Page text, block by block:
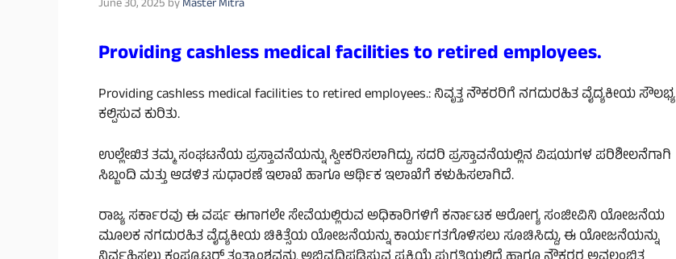
June 30, 2025 byMaster Mitra
Providing cashless medical facilities to retired employees.
Providing cashless medical facilities to retired employees.: ನಿವೃತ್ತ ನೌಕರರಿಗೆ ನಗದುರಹಿತ ವೈದ್ಯಕೀಯ ಸೌಲಭ್ಯ
ಕಲ್ಪಿಸುವ ಕುರಿತು.
ಉಲ್ಲೇಖಿತ ತಮ್ಮ ಸಂಘಟನೆಯ ಪ್ರಸ್ತಾವನೆಯನ್ನು ಸ್ವೀಕರಿಸಲಾಗಿದ್ದು, ಸದರಿ ಪ್ರಸ್ತಾವನೆಯಲ್ಲಿನ ವಿಷಯಗಳ ಪರಿಶೀಲನೆಗಾಗಿ
ಸಿಬ್ಬಂದಿ ಮತ್ತು ಆಡಳಿತ ಸುಧಾರಣೆ ಇಲಾಖೆ ಹಾಗೂ ಆರ್ಥಿಕ ಇಲಾಖೆಗೆ ಕಳುಹಿಸಲಾಗಿದೆ.
ರಾಜ್ಯ ಸರ್ಕಾರವು ಈ ವರ್ಷ ಈಗಾಗಲೇ ಸೇವೆಯಲ್ಲಿರುವ ಅಧಿಕಾರಿಗಳಿಗೆ ಕರ್ನಾಟಕ ಆರೋಗ್ಯ ಸಂಜೀವಿನಿ ಯೋಜನೆಯ
ಮೂಲಕ ನಗದುರಹಿತ ವೈದ್ಯಕೀಯ ಚಿಕಿತ್ಸೆಯ ಯೋಜನೆಯನ್ನು ಕಾರ್ಯಗತಗೊಳಿಸಲು ಸೂಚಿಸಿದ್ದು, ಈ ಯೋಜನೆಯನ್ನು